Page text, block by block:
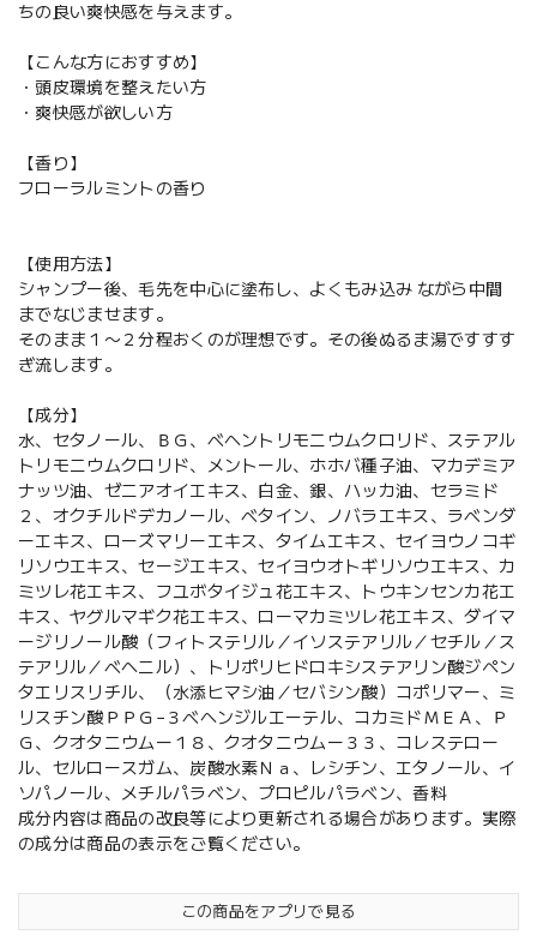
ちの良い爽快感を与えます。
【こんな方におすすめ】
・頭皮環境を整えたい方
・爽快感が欲しい方
【香り】
フローラルミントの香り
【使用方法】
シャンプー後、毛先を中心に塗布し、よくもみ込み ながら中間
までなじませます。
そのまま１〜２分程おくのが理想です。その後ぬるま湯ですすす
ぎ流します。
【成分】
水、セタノール、ＢＧ、ベヘントリモニウムクロリド、ステアル
トリモニウムクロリド、メントール、ホホバ種子油、マカデミア
ナッツ油、ゼニアオイエキス、白金、銀、ハッカ油、セラミド
２、オクチルドデカノール、ベタイン、ノバラエキス、ラベンダ
ーエキス、ローズマリーエキス、タイムエキス、セイヨウノコギ
リソウエキス、セージエキス、セイヨウオトギリソウエキス、カ
ミツレ花エキス、フユボタイジュ花エキス、トウキンセンカ花エ
キス、ヤグルマギク花エキス、ローマカミツレ花エキス、ダイマ
ージリノール酸（フィトステリル／イソステアリル／セチル／ス
テアリル／ベヘニル）、トリポリヒドロキシステアリン酸ジペン
タエリスリチル、（水添ヒマシ油／セバシン酸）コポリマー、ミ
リスチン酸ＰＰＧ−３ベヘンジルエーテル、コカミドＭＥＡ、Ｐ
Ｇ、クオタニウムー１８、クオタニウムー３３、コレステロー
ル、セルロースガム、炭酸水素Ｎａ、レシチン、エタノール、イ
ソパノール、メチルパラベン、プロピルパラベン、香料
成分内容は商品の改良等により更新される場合があります。実際
の成分は商品の表示をご覧ください。
この商品をアプリで見る